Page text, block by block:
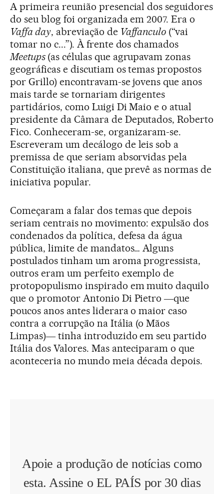
A primeira reunião presencial dos seguidores
do seu blog foi organizada em 2007. Era o
Vaffa day, abreviação deVaffanculo (“vai
tomar no c...”). À frente dos chamados
Meetups (as células que agrupavam zonas
geográficas e discutiam os temas propostos
por Grillo) encontravam-se jovens que anos
mais tarde se tornariam dirigentes
partidários, como Luigi Di Maio e o atual
presidente da Câmara de Deputados, Roberto
Fico. Conheceram-se, organizaram-se.
Escreveram um decálogo de leis sob a
premissa de que seriam absorvidas pela
Constituição italiana, que prevê as normas de
iniciativa popular.
Começaram a falar dos temas que depois
seriam centrais no movimento: expulsão dos
condenados da política, defesa da água
pública, limite de mandatos… Alguns
postulados tinham um aroma progressista,
outros eram um perfeito exemplo de
protopopulismo inspirado em muito daquilo
que o promotor Antonio Di Pietro ―que
poucos anos antes liderara o maior caso
contra a corrupção na Itália (o Mãos
Limpas)― tinha introduzido em seu partido
Itália dos Valores. Mas anteciparam o que
aconteceria no mundo meia década depois.
Apoie a produção de notícias como
esta. Assine o EL PAÍS por 30 dias